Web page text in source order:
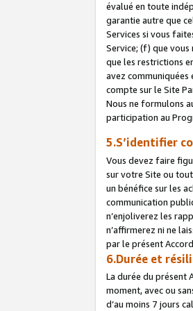
évalué en toute
garantie autre que
Services si vous
Service; (f) que
que les restrictions
avez
compte sur le Site
Nous ne formulons
participation au
5.S’identifier
Vous devez faire
sur votre Site ou
un bénéfice sur les
communication
n’enjoliverez les
n’affirmerez ni ne
par le présent
6.Durée et
La durée du présent
moment, avec ou
d’au moins 7 jours